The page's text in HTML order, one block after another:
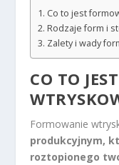
Co to jest
Rodzaje form i
Zalety i wady
CO TO
Formowanie
produkcyjnym,
roztopionego